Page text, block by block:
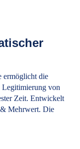
ermöglicht die
von
Zeit. Entwickelt
Mehrwert. Die